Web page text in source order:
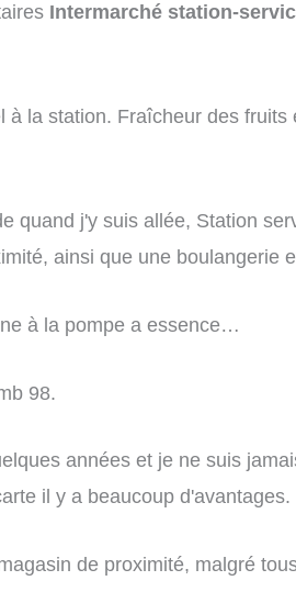
Intermarché station-
à la station. Fraîcheur des fruits
quand j'y suis allée, Station
ainsi que une boulangerie
à la pompe a essence…
98.
années et je ne suis
il y a beaucoup d'avantages.
de proximité, malgré